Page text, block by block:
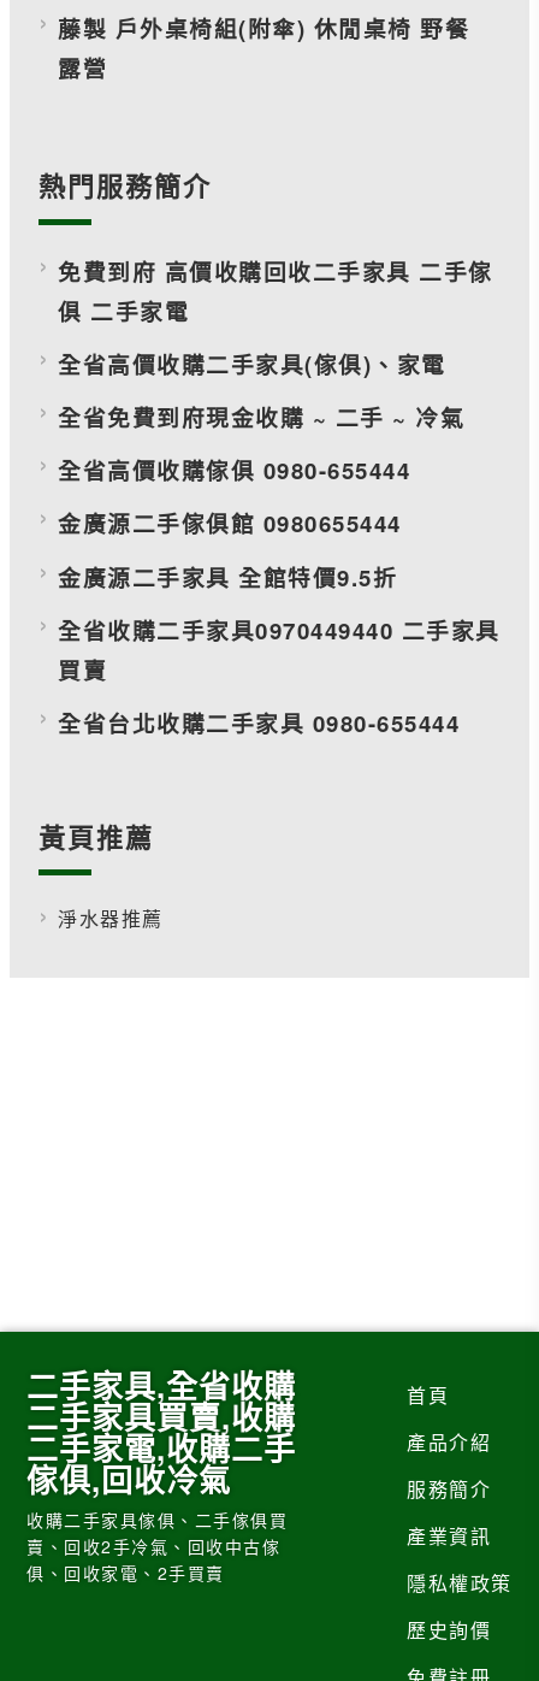
藤製 戶外桌椅組(附傘) 休閒桌椅 野餐
露營
熱門服務簡介
免費到府 高價收購回收二手家具 二手傢
俱 二手家電
全省高價收購二手家具(傢俱)、家電
全省免費到府現金收購 ~ 二手 ~ 冷氣
全省高價收購傢俱 0980-655444
金廣源二手傢俱館 0980655444
金廣源二手家具 全館特價9.5折
全省收購二手家具0970449440 二手家具
買賣
全省台北收購二手家具 0980-655444
黃頁推薦
淨水器推薦
二手家具,全省收購
二手家具買賣,收購
二手家電,收購二手
傢俱,回收冷氣
收購二手家具傢俱、二手傢俱買
賣、回收2手冷氣、回收中古傢
俱、回收家電、2手買賣
首頁
產品介紹
服務簡介
產業資訊
隱私權政策
歷史詢價